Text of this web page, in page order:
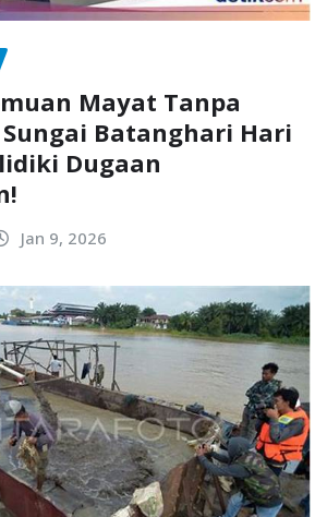
Mayat Tanpa
Batanghari Hari
Dugaan
Jan 9, 2026